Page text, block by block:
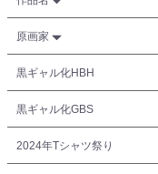
原画家
黒ギャル化HBH
黒ギャル化GBS
2024年Tシャツ祭り